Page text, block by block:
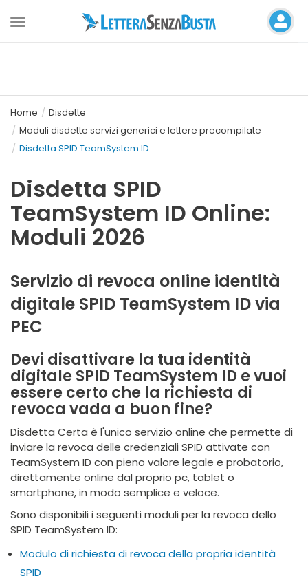
Toggle
Home
Disdette
Moduli disdette servizi generici e lettere precompilate
Disdetta SPID TeamSystem ID
Disdetta SPID
TeamSystem ID Online:
Moduli 2026
Servizio di revoca online identità
digitale SPID TeamSystem ID via
PEC
Devi disattivare la tua identità
digitale SPID TeamSystem ID e vuoi
essere certo che la richiesta di
revoca vada a buon fine?
Disdetta Certa è l'unico servizio online che permette di
inviare la revoca delle credenziali SPID attivate con
TeamSystem ID con pieno valore legale e probatorio,
direttamente online dal proprio pc, tablet o
smartphone, in modo semplice e veloce.
Sono disponibili i seguenti moduli per la revoca dello
SPID TeamSystem ID:
Modulo di richiesta di revoca della propria identità
SPID